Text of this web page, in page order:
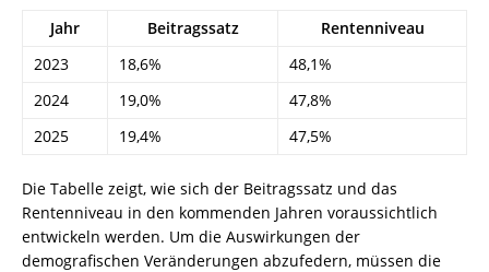
Jahr Beitragssatz
Rentenniveau
2023
18,6%
48,1%
2024
19,0%
47,8%
2025
19,4% 47,5%
Die Tabelle zeigt, wie sich der Beitragssatz und das
Rentenniveau in den kommenden Jahren voraussichtlich
entwickeln werden. Um die Auswirkungen der
demografischen Veränderungen abzufedern, müssen die